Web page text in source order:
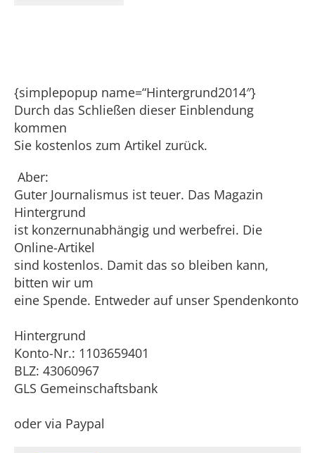
{simplepopup name=“Hintergrund2014″}
Durch das Schließen dieser Einblendung
kommen
Sie kostenlos zum Artikel zurück.
Aber:
Guter Journalismus ist teuer. Das Magazin
Hintergrund
ist konzernunabhängig und werbefrei. Die
Online-Artikel
sind kostenlos. Damit das so bleiben kann,
bitten wir um
eine Spende. Entweder auf unser Spendenkonto
Hintergrund
Konto-Nr.: 1103659401
BLZ: 43060967
GLS Gemeinschaftsbank
oder via Paypal